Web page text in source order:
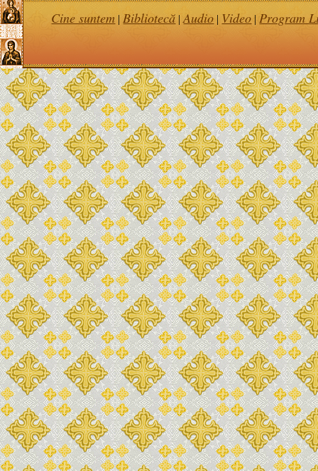
Cine suntem | Bibliotecă |Audio | Video | Program